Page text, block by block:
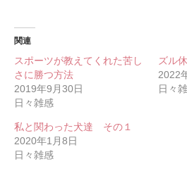
関連
スポーツが教えてくれた苦し
さに勝つ方法
2019年9月30日
日々雑感
ズル
2022
日々
私と関わった犬達 その１
2020年1月8日
日々雑感